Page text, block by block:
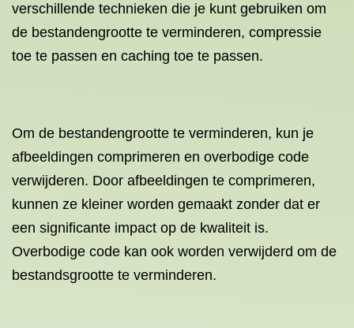
verschillende technieken die je kunt gebruiken om
de bestandengrootte te verminderen, compressie
toe te passen en caching toe te passen.
Om de bestandengrootte te verminderen, kun je
afbeeldingen comprimeren en overbodige code
verwijderen. Door afbeeldingen te comprimeren,
kunnen ze kleiner worden gemaakt zonder dat er
een significante impact op de kwaliteit is.
Overbodige code kan ook worden verwijderd om de
bestandsgrootte te verminderen.